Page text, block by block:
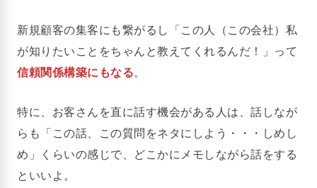
新規顧客の集客にも繋がるし「この人（この会社）私
が知りたいことをちゃんと教えてくれるんだ！」って
信頼関係構築にもなる。
特に、お客さんを直に話す機会がある人は、話しなが
らも「この話、この質問をネタにしよう・・・しめし
め」くらいの感じで、どこかにメモしながら話をする
といいよ。